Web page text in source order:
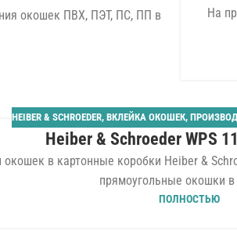
На
HEIBER & SCHROEDER, ВКЛЕЙКА ОКОШЕК,
Heiber & Schroeder WPS
в картонные коробки Heiber &
прямоугольные окошки в
ПОЛНОСТЬЮ